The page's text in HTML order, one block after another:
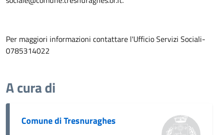
Per maggiori informazioni contattare l'Ufficio Servizi Sociali-
0785314022
A cura di
Comune di Tresnuraghes